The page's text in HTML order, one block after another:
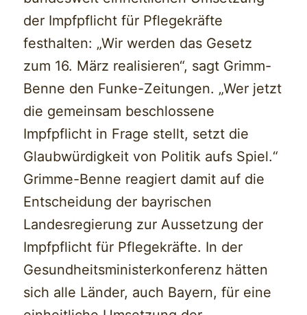
der Impfpflicht für Pflegekräfte
festhalten: „Wir werden das Gesetz
zum 16. März realisieren“, sagt Grimm-
Benne den Funke-Zeitungen. „Wer jetzt
die gemeinsam beschlossene
Impfpflicht in Frage stellt, setzt die
Glaubwürdigkeit von Politik aufs Spiel.“
Grimme-Benne reagiert damit auf die
Entscheidung der bayrischen
Landesregierung zur Aussetzung der
Impfpflicht für Pflegekräfte. In der
Gesundheitsministerkonferenz hätten
sich alle Länder, auch Bayern, für eine